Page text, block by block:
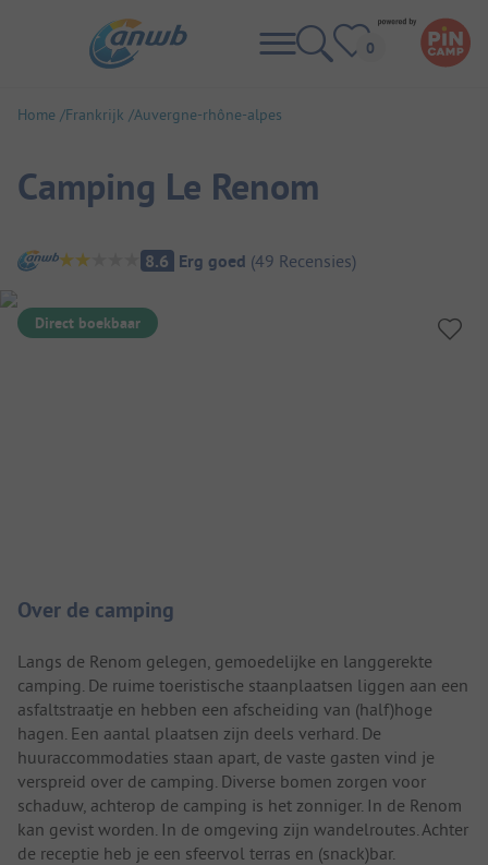
Home Frankrijk Auvergne-rhône-alpes
Camping Le Renom
Camping overzicht
8.6 Erg goed (49 Recensies)
Direct boekbaar
Over de camping
Langs de Renom gelegen, gemoedelijke en langgerekte
camping. De ruime toeristische staanplaatsen liggen aan een
asfaltstraatje en hebben een afscheiding van (half)hoge
hagen. Een aantal plaatsen zijn deels verhard. De
huuraccommodaties staan apart, de vaste gasten vind je
verspreid over de camping. Diverse bomen zorgen voor
schaduw, achterop de camping is het zonniger. In de Renom
kan gevist worden. In de omgeving zijn wandelroutes. Achter
de receptie heb je een sfeervol terras en (snack)bar.